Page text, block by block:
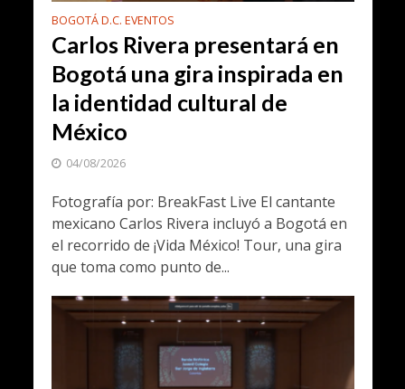
BOGOTÁ D.C. EVENTOS
Carlos Rivera presentará en
Bogotá una gira inspirada en
la identidad cultural de
México
04/08/2026
Fotografía por: BreakFast Live El cantante
mexicano Carlos Rivera incluyó a Bogotá en
el recorrido de ¡Vida México! Tour, una gira
que toma como punto de...